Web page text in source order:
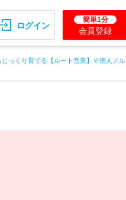
ログイン
簡単1分
会員登録
じっくり育てる【ルート営業】※個人ノル